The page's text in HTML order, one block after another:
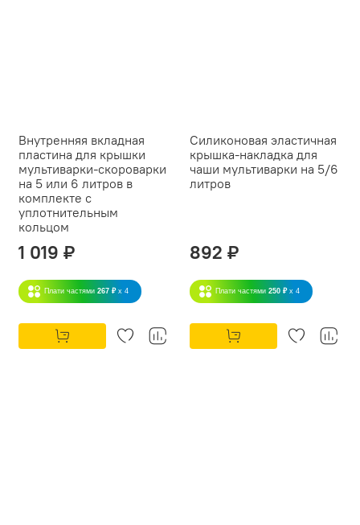
Внутренняя вкладная
пластина для крышки
мультиварки-скороварки
на 5 или 6 литров в
комплекте с
уплотнительным
кольцом
1 019 ₽
Плати частями 267 ₽ x 4
Силиконовая эластичная
крышка-накладка для
чаши мультиварки на 5/6
литров
892 ₽
Плати частями 250 ₽ x 4